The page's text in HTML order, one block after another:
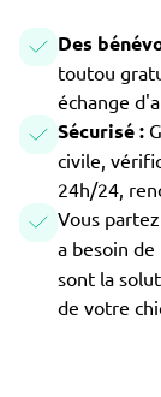
Des
toutou
échange
Sécurisé :
civile,
24h/24,
Vous
a besoin de
sont la
de votre